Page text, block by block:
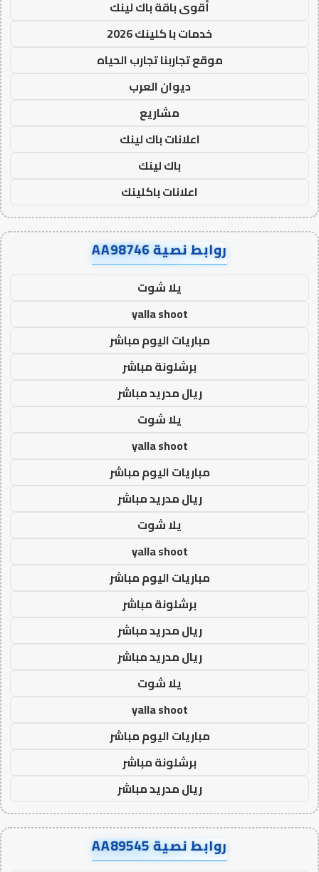
أقوى باقة باك لينك
خدمات با كلينك 2026
موقع تجاربنا تجارب الحياه
ديوان العرب
مشاريع
اعلانات باك لينك
باك لينك
اعلانات باكلينك
روابط نصية AA98746
يلا شوت
yalla shoot
مباريات اليوم مباشر
برشلونة مباشر
ريال مدريد مباشر
يلا شوت
yalla shoot
مباريات اليوم مباشر
ريال مدريد مباشر
يلا شوت
yalla shoot
مباريات اليوم مباشر
برشلونة مباشر
ريال مدريد مباشر
ريال مدريد مباشر
يلا شوت
yalla shoot
مباريات اليوم مباشر
برشلونة مباشر
ريال مدريد مباشر
روابط نصية AA89545